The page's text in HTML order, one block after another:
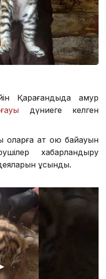
Қарағандыда амур
дүниеге келген
оларға ат қою байқауын
хабарландыру
ұсынды.